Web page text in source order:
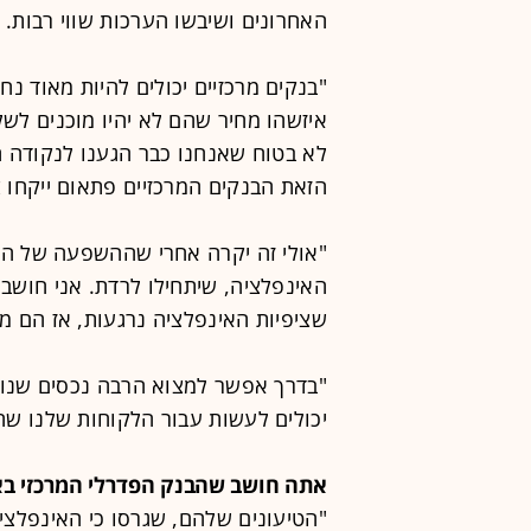
האחרונים ושיבשו הערכות שווי רבות.
"בנקים מרכזיים יכולים להיות מאוד
איזשהו מחיר שהם לא יהיו מוכנים
לא בטוח שאנחנו כבר הגענו
הזאת הבנקים המרכזיים פתאום
"אולי זה יקרה אחרי שההשפעה של
האינפלציה, שיתחילו לרדת. אני
שציפיות האינפלציה נרגעות, אז הם
"בדרך אפשר למצוא הרבה נכסים
יכולים לעשות עבור הלקוחות שלנו
אתה חושב שהבנק הפדרלי המרכזי
"הטיעונים שלהם, שגרסו כי